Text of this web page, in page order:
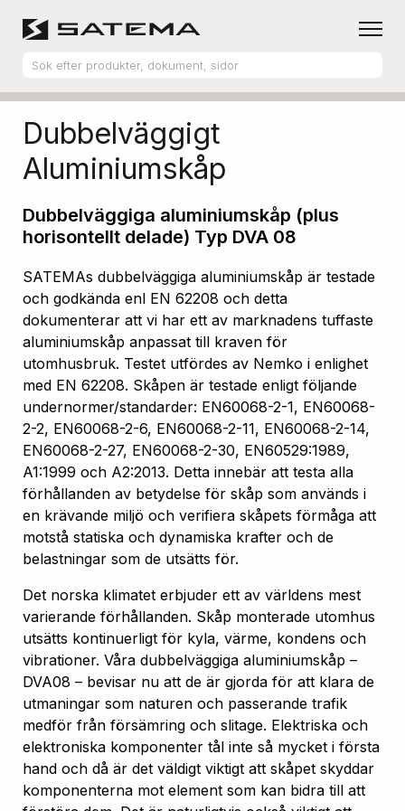
Produktsortiment Aluminiumskåp
Dubbelväggigt
Aluminiumskåp
Dubbelväggiga aluminiumskåp (plus
horisontellt delade) Typ DVA 08
SATEMAs dubbelväggiga aluminiumskåp är testade
och godkända enl EN 62208 och detta
dokumenterar att vi har ett av marknadens tuffaste
aluminiumskåp anpassat till kraven för
utomhusbruk. Testet utfördes av Nemko i enlighet
med EN 62208. Skåpen är testade enligt följande
undernormer/standarder: EN60068-2-1, EN60068-
2-2, EN60068-2-6, EN60068-2-11, EN60068-2-14,
EN60068-2-27, EN60068-2-30, EN60529:1989,
A1:1999 och A2:2013. Detta innebär att testa alla
förhållanden av betydelse för skåp som används i
en krävande miljö och verifiera skåpets förmåga att
motstå statiska och dynamiska krafter och de
belastningar som de utsätts för.
Det norska klimatet erbjuder ett av världens mest
varierande förhållanden. Skåp monterade utomhus
utsätts kontinuerligt för kyla, värme, kondens och
vibrationer. Våra dubbelväggiga aluminiumskåp –
DVA08 – bevisar nu att de är gjorda för att klara de
utmaningar som naturen och passerande trafik
medför från försämring och slitage. Elektriska och
elektroniska komponenter tål inte så mycket i första
hand och då är det väldigt viktigt att skåpet skyddar
komponenterna mot element som kan bidra till att